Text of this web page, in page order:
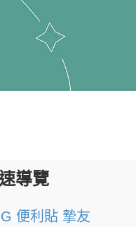
導覽
便利貼 摯友